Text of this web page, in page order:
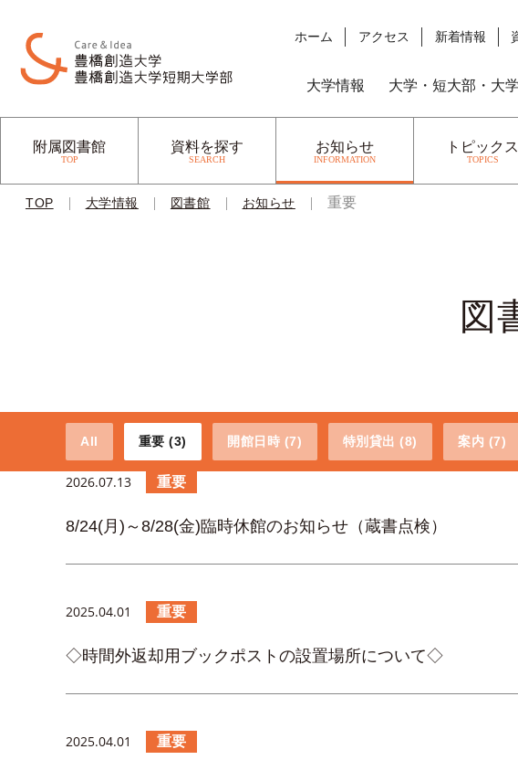
大学情報 大学・短大部・大
ホーム アクセス 新着情報
附属図書館
TOP
資料を探す
SEARCH
お知らせ
INFORMATION
トピックス
TOPICS
TOP | 大学情報 | 図書館 | お知らせ | 重要
図
All 重要 (3) 開館日時 (7) 特別貸出 (8) 案内 (7)
2026.07.13 重要
8/24(月)～8/28(金)臨時休館のお知らせ（蔵書点検）
2025.04.01 重要
◇時間外返却用ブックポストの設置場所について◇
2025.04.01 重要